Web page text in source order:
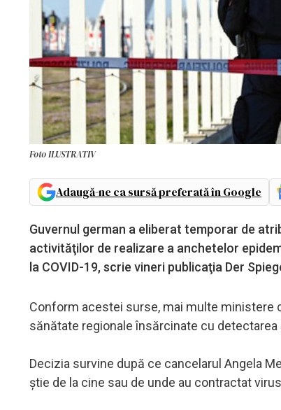
Foto ILUSTRATIV
Adaugă-ne ca sursă preferată în Google
Guvernul german a eliberat temporar de
activităţilor de realizare a anchetelor
la COVID-19, scrie vineri publicaţia Der
Conform acestei surse, mai multe ministere
sănătate regionale însărcinate cu
Decizia survine după ce cancelarul Angela
ştie de la cine sau de unde au contractat